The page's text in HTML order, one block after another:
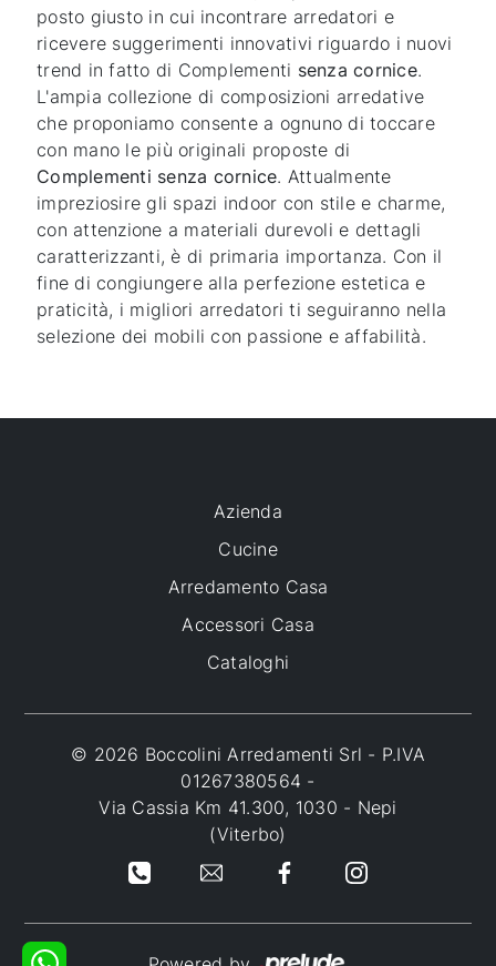
posto giusto in cui incontrare arredatori e
ricevere suggerimenti innovativi riguardo i nuovi
trend in fatto di Complementi senza cornice.
L'ampia collezione di composizioni arredative
che proponiamo consente a ognuno di toccare
con mano le più originali proposte di
Complementi senza cornice. Attualmente
impreziosire gli spazi indoor con stile e charme,
con attenzione a materiali durevoli e dettagli
caratterizzanti, è di primaria importanza. Con il
fine di congiungere alla perfezione estetica e
praticità, i migliori arredatori ti seguiranno nella
selezione dei mobili con passione e affabilità.
Azienda
Cucine
Arredamento Casa
Accessori Casa
Cataloghi
© 2026 Boccolini Arredamenti Srl - P.IVA
01267380564 -
Via Cassia Km 41.300, 1030 - Nepi
(Viterbo)